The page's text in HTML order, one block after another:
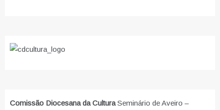
Comissão Diocesana da CulturaSeminário de Aveiro –